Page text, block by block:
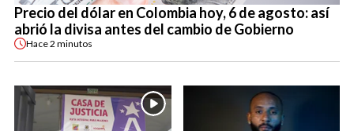
Precio del dólar en Colombia hoy, 6 de agosto: así
abrió la divisa antes del cambio de Gobierno
Hace2 minutos